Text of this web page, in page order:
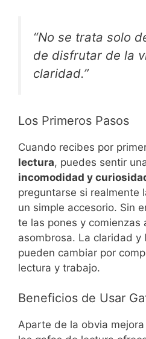
“No se trata solo
de disfrutar de la
claridad.”
Los Primeros Pasos
Cuando recibes por
lectura, puedes sentir
incomodidad y
preguntarse si realmente
un simple accesorio. Sin
te las pones y comienzas
asombrosa. La claridad
pueden cambiar por
lectura y trabajo.
Beneficios de Usar
Aparte de la obvia mejora